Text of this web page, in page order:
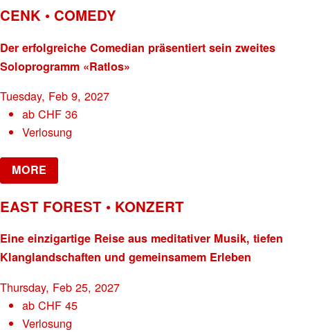
CENK • COMEDY
Der erfolgreiche Comedian präsentiert sein zweites
Soloprogramm «Ratlos»
Tuesday, Feb 9, 2027
abCHF 36
Verlosung
MORE
EAST FOREST • KONZERT
Eine einzigartige Reise aus meditativer Musik, tiefen
Klanglandschaften und gemeinsamem Erleben
Thursday, Feb 25, 2027
abCHF 45
Verlosung